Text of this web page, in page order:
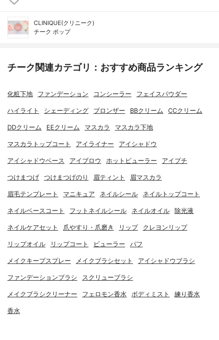
CLINIQUE(クリニーク)
チーク ポップ
チーク関連カテゴリ：おすすめ商品ランキング
化粧下地 ファンデーション コンシーラー フェイスパウダー
ハイライト シェーディング ブロンザー BBクリーム CCクリーム
DDクリーム EEクリーム マスカラ マスカラ下地
マスカラトップコート アイライナー アイシャドウ
アイシャドウベース アイブロウ ホットビューラー アイプチ
つけまつげ つけまつげのり 眉ティント 眉マスカラ
眉毛テンプレート マニキュア ネイルシール ネイルトップコート
ネイルベースコート フットネイルシール ネイルオイル 除光液
ネイルケアセット 爪やすり・爪磨き リップ クレヨンリップ
リップオイル リップコート ビューラー パフ
メイクキープスプレー メイクブラシセット アイシャドウブラシ
ファンデーションブラシ スクリューブラシ
メイクブラシクリーナー フェロモン香水 ボディミスト 練り香水
香水